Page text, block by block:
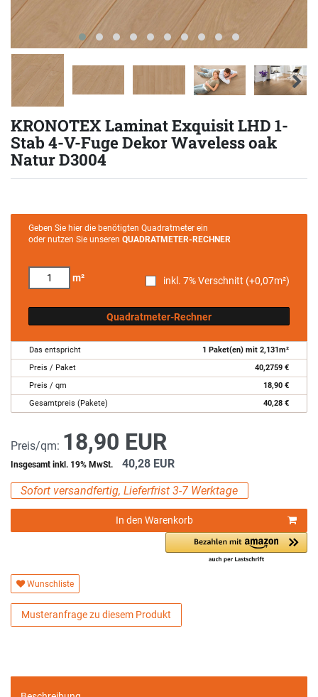
KRONOTEX Laminat Exquisit LHD 1-
Stab 4-V-Fuge Dekor Waveless oak
Natur D3004
Geben Sie hier die benötigten Quadratmeter ein
oder nutzen Sie unseren QUADRATMETER-RECHNER
m² inkl. 7% Verschnitt (+0,07m²)
Quadratmeter-Rechner
Das entspricht 1 Paket(en) mit 2,131m²
Preis / Paket
40,2759 €
Preis / qm
18,90 €
Gesamtpreis (Pakete)
40,28 €
Preis/qm: 18,90 EUR
Insgesamt inkl. 19% MwSt. 40,28 EUR
Sofort versandfertig, Lieferfrist 3-7 Werktage
In den Warenkorb
Wunschliste
Musteranfrage zu diesem Produkt